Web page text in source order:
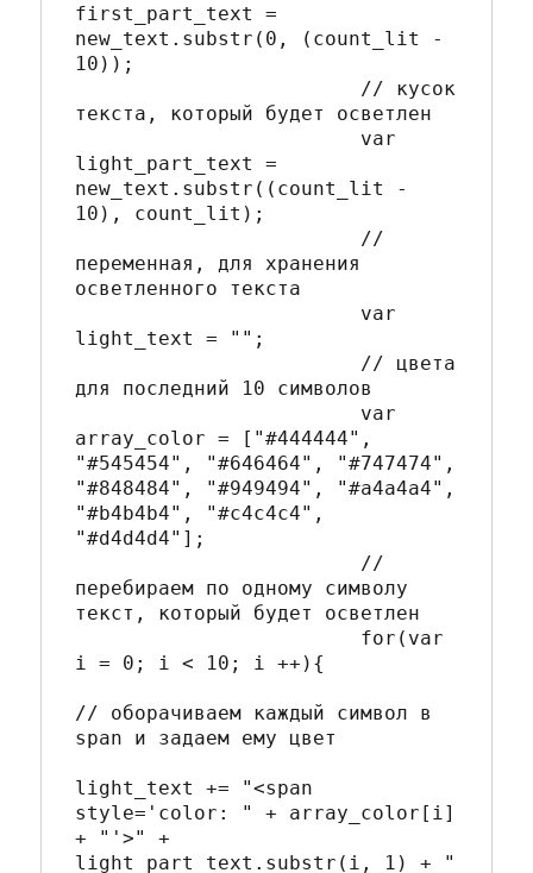
first_part_text =
new_text.substr(0, (count_lit -
10));
текста, который будет осветлен
light_part_text =
new_text.substr((count_lit -
10), count_lit);
переменная, для хранения
осветленного текста
light_text = "";
для последний 10 символов
array_color = ["#444444",
"#545454", "#646464", "#747474",
"#848484", "#949494", "#a4a4a4",
"#b4b4b4", "#c4c4c4",
"#d4d4d4"];
перебираем по одному символу
текст, который будет осветлен
i = 0; i < 10; i ++){
// оборачиваем каждый символ в
span и задаем ему цвет
light_text += "<span
style='color: " + array_color[i]
+ "'>" +
light_part_text.substr(i, 1) + "